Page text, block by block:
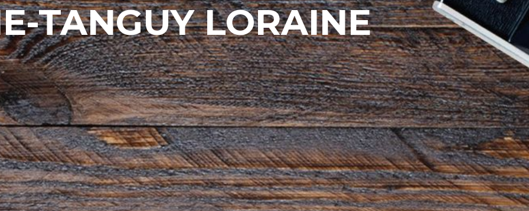
TANGUY LORAINE